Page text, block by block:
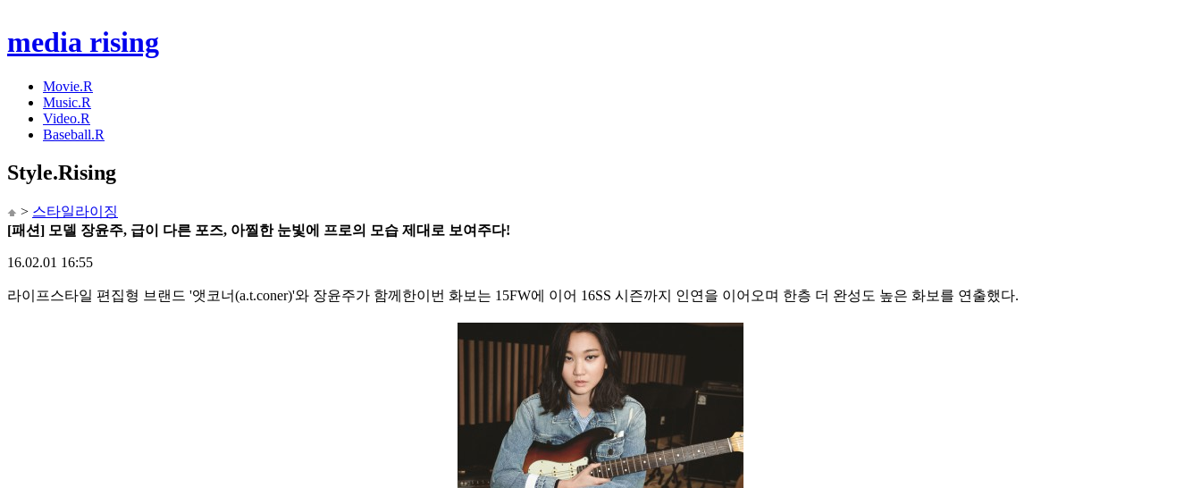
media rising
Movie.R
Music.R
Video.R
Baseball.R
Style.Rising
> 스타일라이징
[패션] 모델 장윤주, 급이 다른 포즈, 아찔한 눈빛에 프로의 모습 제대로 보여주다!
16.02.01 16:55
라이프스타일 편집형 브랜드 '앳코너(a.t.coner)'와 장윤주가 함께한이번 화보는 15FW에 이어 16SS 시즌까지 인연을 이어오며 한층 더 완성도 높은 화보를 연출했다.